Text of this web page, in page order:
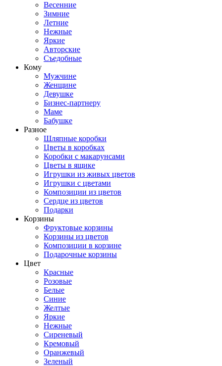
Весенние
Зимние
Летние
Нежные
Яркие
Авторские
Съедобные
Кому
Мужчине
Женщине
Девушке
Бизнес-партнеру
Маме
Бабушке
Разное
Шляпные коробки
Цветы в коробках
Коробки с макарунсами
Цветы в ящике
Игрушки из живых цветов
Игрушки с цветами
Композиции из цветов
Сердце из цветов
Подарки
Корзины
Фруктовые корзины
Корзины из цветов
Композиции в корзине
Подарочные корзины
Цвет
Красные
Розовые
Белые
Синие
Желтые
Яркие
Нежные
Сиреневый
Кремовый
Оранжевый
Зеленый